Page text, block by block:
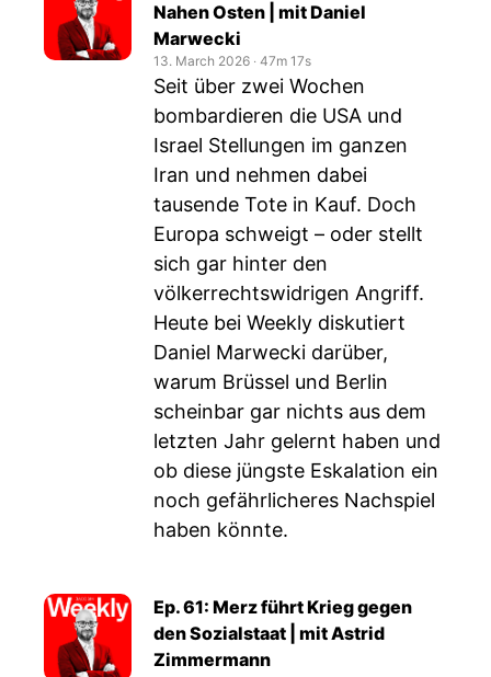
Nahen Osten | mit Daniel
Marwecki
13. March 2026 ‧ 47m 17s
Seit über zwei Wochen
bombardieren die USA und
Israel Stellungen im ganzen
Iran und nehmen dabei
tausende Tote in Kauf. Doch
Europa schweigt – oder stellt
sich gar hinter den
völkerrechtswidrigen Angriff.
Heute bei Weekly diskutiert
Daniel Marwecki darüber,
warum Brüssel und Berlin
scheinbar gar nichts aus dem
letzten Jahr gelernt haben und
ob diese jüngste Eskalation ein
noch gefährlicheres Nachspiel
haben könnte.
Ep. 61: Merz führt Krieg gegen
den Sozialstaat | mit Astrid
Zimmermann